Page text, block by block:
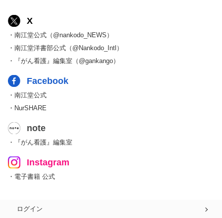
X
・南江堂公式（@nankodo_NEWS）
・南江堂洋書部公式（@Nankodo_Intl）
・『がん看護』編集室（@gankango）
Facebook
・南江堂公式
・NurSHARE
note
・『がん看護』編集室
Instagram
・電子書籍 公式
ログイン